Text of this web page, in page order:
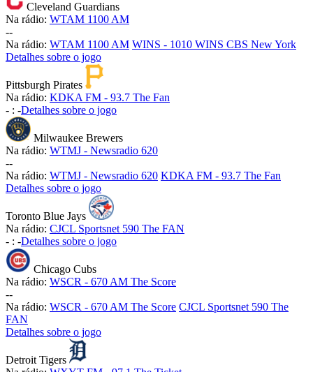
Cleveland Guardians
Na rádio: WTAM 1100 AM
--
Na rádio: WTAM 1100 AM WINS - 1010 WINS CBS New York
Detalhes sobre o jogo
Pittsburgh Pirates
Na rádio: KDKA FM - 93.7 The Fan
- : -Detalhes sobre o jogo
Milwaukee Brewers
Na rádio: WTMJ - Newsradio 620
--
Na rádio: WTMJ - Newsradio 620 KDKA FM - 93.7 The Fan
Detalhes sobre o jogo
Toronto Blue Jays
Na rádio: CJCL Sportsnet 590 The FAN
- : -Detalhes sobre o jogo
Chicago Cubs
Na rádio: WSCR - 670 AM The Score
--
Na rádio: WSCR - 670 AM The Score CJCL Sportsnet 590 The
FAN
Detalhes sobre o jogo
Detroit Tigers